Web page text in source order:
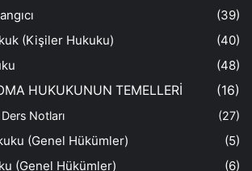
(39)
(Kişiler Hukuku)
(40)
(48)
HUKUKUNUN TEMELLERİ
(16)
Notları (27)
(Genel Hükümler)
(5)
(Genel Hükümler)
(6)